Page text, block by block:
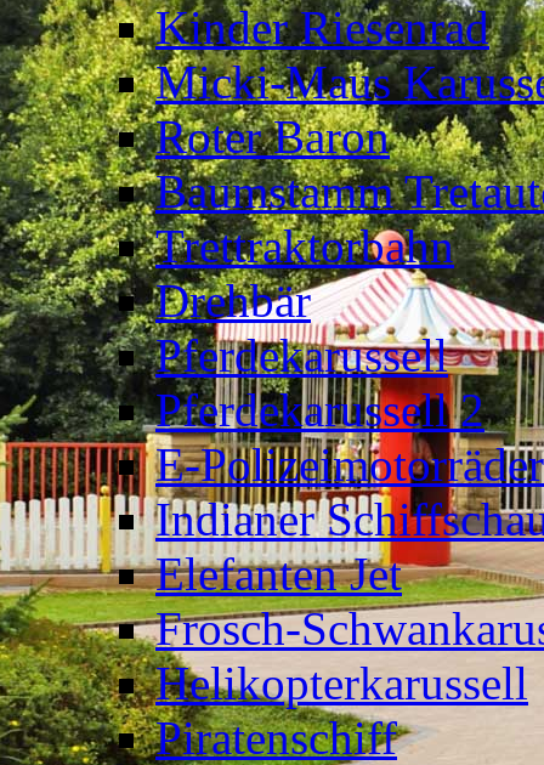
Kinder Riesenrad
Micki-Maus
Roter Baron
Baumstamm
Trettraktorbahn
Drehbär
Pferdekarussell
Pferdekarussell 2
E-Polizeimotorräder
Indianer
Elefanten Jet
Frosch-
Helikopterkarussell
Piratenschiff